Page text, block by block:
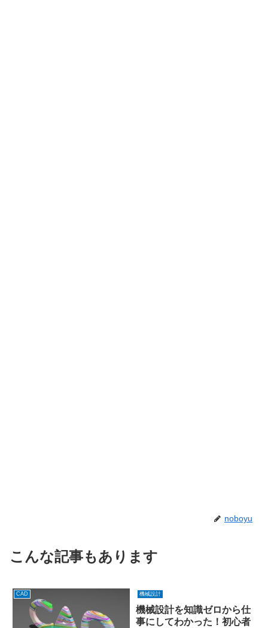
noboyu
こんな記事もあります
CAD 機械設計
機械設計を知識ゼロから仕
事にしてわかった！初心者